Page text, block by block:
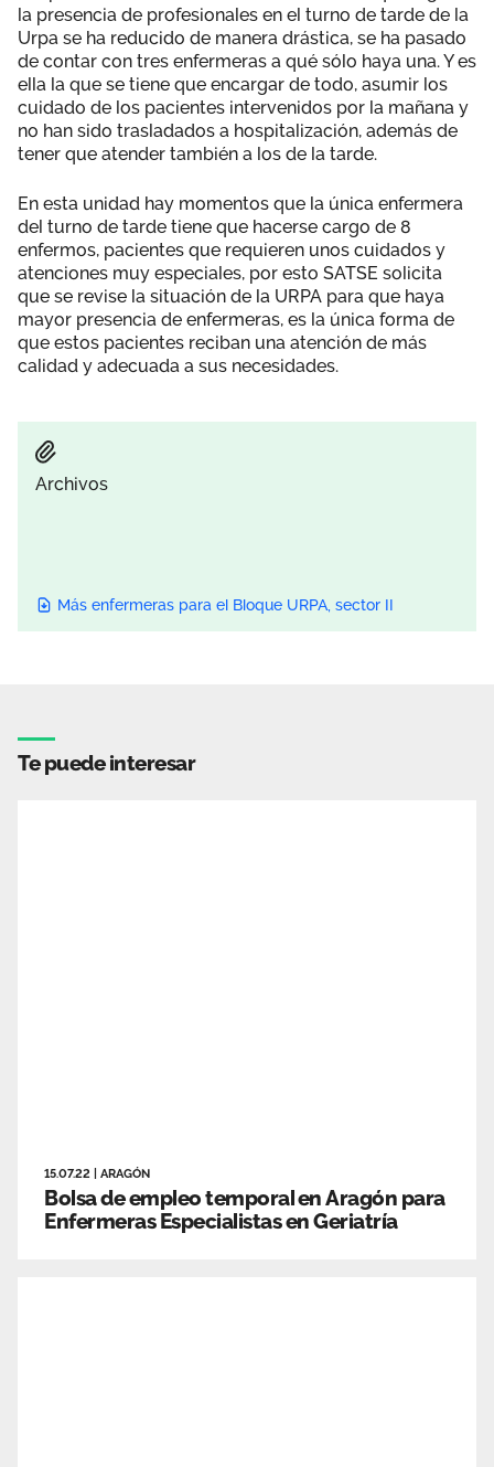
la presencia de profesionales en el turno de tarde de la
Urpa se ha reducido de manera drástica, se ha pasado
de contar con tres enfermeras a qué sólo haya una. Y es
ella la que se tiene que encargar de todo, asumir los
cuidado de los pacientes intervenidos por la mañana y
no han sido trasladados a hospitalización, además de
tener que atender también a los de la tarde.
En esta unidad hay momentos que la única enfermera
del turno de tarde tiene que hacerse cargo de 8
enfermos, pacientes que requieren unos cuidados y
atenciones muy especiales, por esto SATSE solicita
que se revise la situación de la URPA para que haya
mayor presencia de enfermeras, es la única forma de
que estos pacientes reciban una atención de más
calidad y adecuada a sus necesidades.
Archivos
Más enfermeras para el Bloque URPA, sector II
Te puede interesar
15.07.22 ARAGÓN
Bolsa de empleo temporal en Aragón para
Enfermeras Especialistas en Geriatría